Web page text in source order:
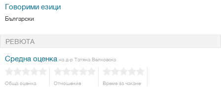
Говорими езици
Български
РЕВЮТА
Средна оценка на д-р Татяна Велковска
Обща оценка Отношение Време за чакане